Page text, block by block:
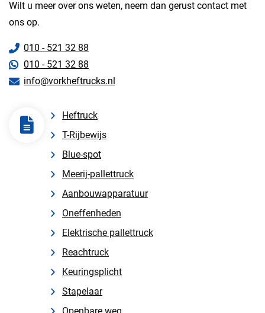
Wilt u meer over ons weten, neem dan gerust contact met
ons op.
010 - 521 32 88
010 - 521 32 88
info@vorkheftrucks.nl
Heftruck
T-Rijbewijs
Blue-spot
Meerij-pallettruck
Aanbouwapparatuur
Oneffenheden
Elektrische pallettruck
Reachtruck
Keuringsplicht
Stapelaar